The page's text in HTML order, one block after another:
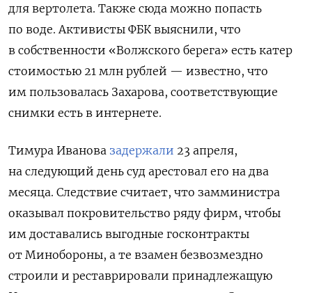
для вертолета. Также сюда можно попасть
по воде. Активисты ФБК выяснили, что
в собственности «Волжского берега» есть катер
стоимостью 21 млн рублей — известно, что
им пользовалась Захарова, соответствующие
снимки есть в интернете.
Тимура Иванова задержали 23 апреля,
на следующий день суд арестовал его на два
месяца. Следствие считает, что замминистра
оказывал покровительство ряду фирм, чтобы
им доставались выгодные госконтракты
от Минобороны, а те взамен безвозмездно
строили и реставрировали принадлежащую